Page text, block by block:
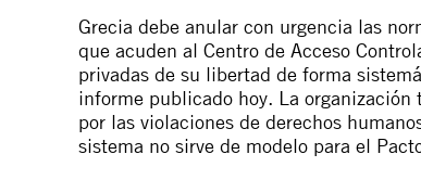
Grecia debe anular con urgencia las
que acuden al Centro de Acceso
privadas de su libertad de forma
informe publicado hoy. La
por las violaciones de derechos
sistema no sirve de modelo para el